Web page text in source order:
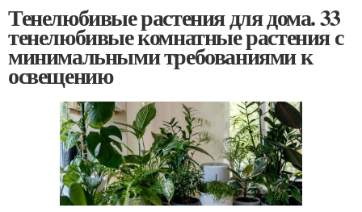
Тенелюбивые растения для дома. 33
тенелюбивые комнатные растения с
минимальными требованиями к
освещению